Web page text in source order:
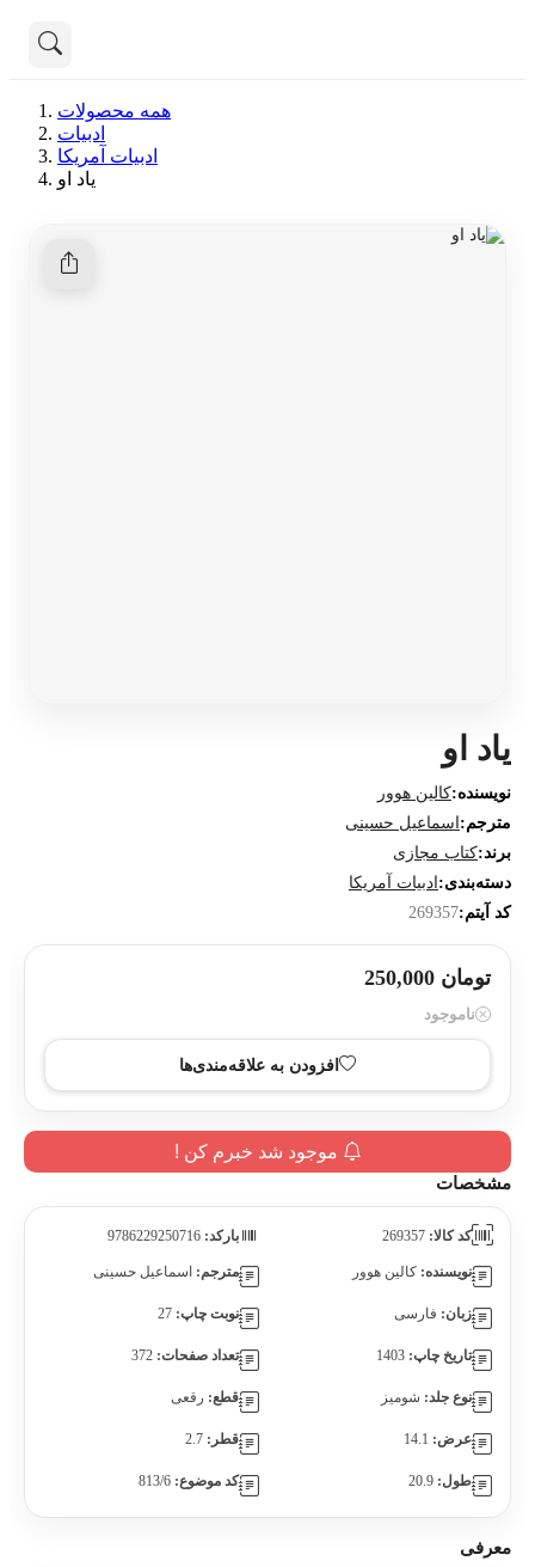
دسته بندی
همه محصولات
ادبیات
ادبیات آمریکا
یاد او
یاد او
نویسنده:کالین هوور
مترجم: اسماعیل حسینی
برند:کتاب مجازی
دسته‌بندی: ادبیات آمریکا
کد آیتم:269357
تومان 250,000
ناموجود
افزودن به علاقه‌مندی‌ها
موجود شد خبرم کن !
مشخصات
کد کالا: بارکد:
نویسنده: کالین هوور مترجم: اسماعیل حسینی
زبان: فارسی نوبت چاپ: 27
تاریخ چاپ: 1403 تعداد صفحات: 372
نوع جلد: شومیز قطع: رقعی
عرض: 14.1 قطر: 2.7
طول: 20.9 کد موضوع: 813/6
معرفی